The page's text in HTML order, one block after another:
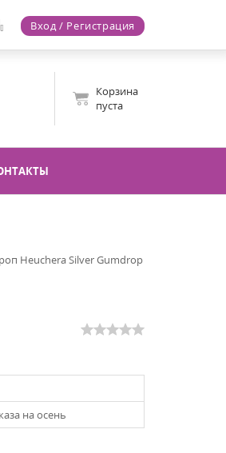
Вход / Регистрация
Корзина
пуста
Heuchera Silver Gumdrop
на осень